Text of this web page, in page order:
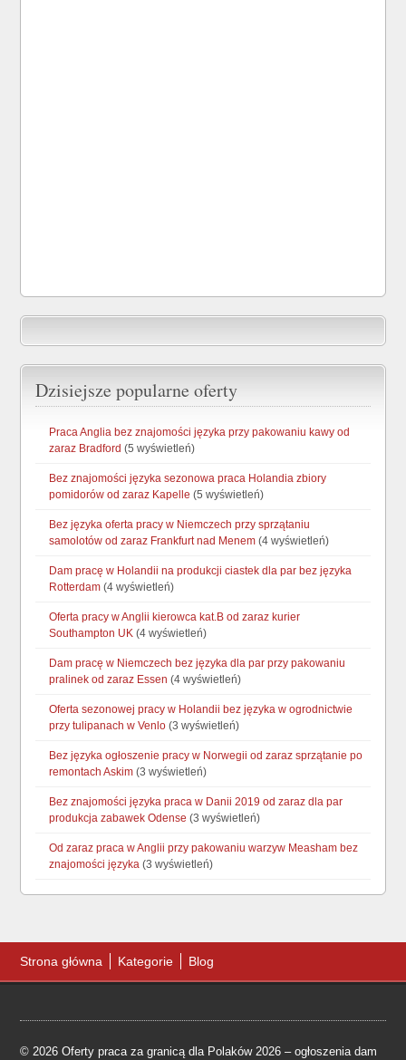
Dzisiejsze popularne oferty
Praca Anglia bez znajomości języka przy pakowaniu kawy od
zaraz Bradford (5 wyświetleń)
Bez znajomości języka sezonowa praca Holandia zbiory
pomidorów od zaraz Kapelle (5 wyświetleń)
Bez języka oferta pracy w Niemczech przy sprzątaniu
samolotów od zaraz Frankfurt nad Menem (4 wyświetleń)
Dam pracę w Holandii na produkcji ciastek dla par bez języka
Rotterdam (4 wyświetleń)
Oferta pracy w Anglii kierowca kat.B od zaraz kurier
Southampton UK (4 wyświetleń)
Dam pracę w Niemczech bez języka dla par przy pakowaniu
pralinek od zaraz Essen (4 wyświetleń)
Oferta sezonowej pracy w Holandii bez języka w ogrodnictwie
przy tulipanach w Venlo (3 wyświetleń)
Bez języka ogłoszenie pracy w Norwegii od zaraz sprzątanie po
remontach Askim (3 wyświetleń)
Bez znajomości języka praca w Danii 2019 od zaraz dla par
produkcja zabawek Odense (3 wyświetleń)
Od zaraz praca w Anglii przy pakowaniu warzyw Measham bez
znajomości języka (3 wyświetleń)
Strona główna Kategorie Blog
© 2026 Oferty praca za granicą dla Polaków 2026 – ogłoszenia dam